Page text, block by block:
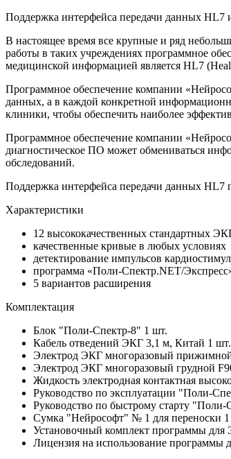
Поддержка интерфейса передачи данных HL7
В настоящее время все крупные и ряд
работы в таких учреждениях программное
медицинской информацией является HL7
Программное обеспечение компании
данных, а в каждой конкретной
клиники, чтобы обеспечить наиболее
Программное обеспечение компании
диагностическое ПО может обмениваться
обследований.
Поддержка интерфейса передачи данных HL7
Характеристики
12 высококачественных стандартных
качественные кривые в любых условиях
детектирование импульсов
программа «Поли-Спектр.NET/
5 вариантов расширения
Комплектация
Блок "Поли-Спектр-8" 1 шт.
Кабель отведений ЭКГ 3,1 м, Китай 1 шт.
Электрод ЭКГ многоразовый
Электрод ЭКГ многоразовый грудной
Жидкость электродная контактная
Руководство по эксплуатации "Поли-
Руководство по быстрому старту
Сумка "Нейрософт" № 1 для переноски
Установочный комплект программы
Лицензия на использование